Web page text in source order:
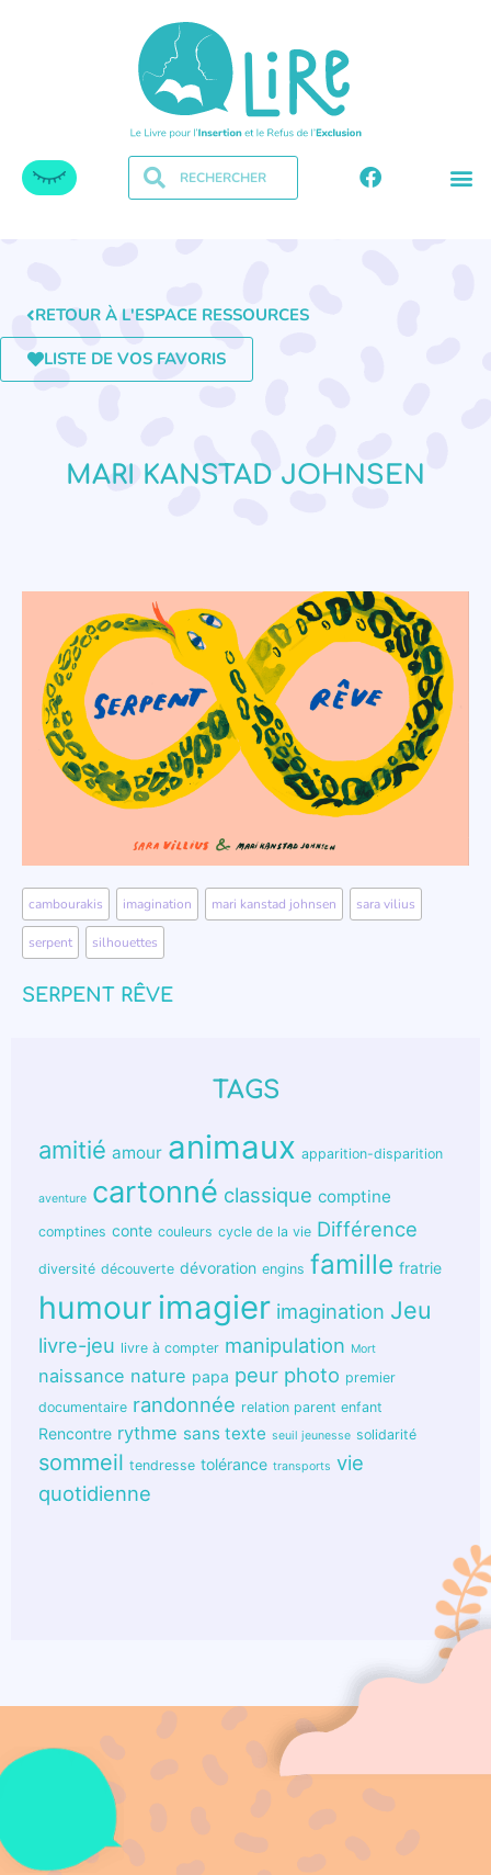
RETOUR À L'ESPACE RESSOURCES
LISTE DE VOS FAVORIS
MARI KANSTAD JOHNSEN
cambourakis imagination mari kanstad johnsen sara vilius
serpent silhouettes
SERPENT RÊVE
TAGS
amitié amour animaux apparition-disparition
aventure cartonné classique comptine
comptines conte couleurs cycle de la vie Différence
diversité découverte dévoration engins famille fratrie
humour imagier imagination Jeu
livre-jeu livre à compter manipulation Mort
naissance nature papa peur photo premier
documentaire randonnée relation parent enfant
Rencontre rythme sans texte seuil jeunesse solidarité
sommeil tendresse tolérance transports vie
quotidienne